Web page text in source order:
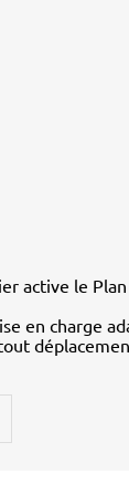
active le
en charge